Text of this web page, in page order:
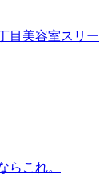
目美容室スリー
らこれ。